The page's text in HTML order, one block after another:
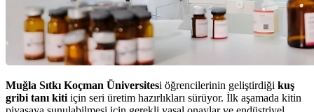
Muğla Sıtkı Koçman Üniversitesi öğrencilerinin geliştirdiği kuş
gribi tanı kiti için seri üretim hazırlıkları sürüyor. İlk aşamada kitin